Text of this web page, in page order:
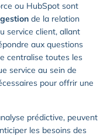
ou HubSpot sont
gestion de la relation
service client, allant
aux questions
centralise toutes les
service au sein de
pour offrir une
prédictive, peuvent
les besoins des